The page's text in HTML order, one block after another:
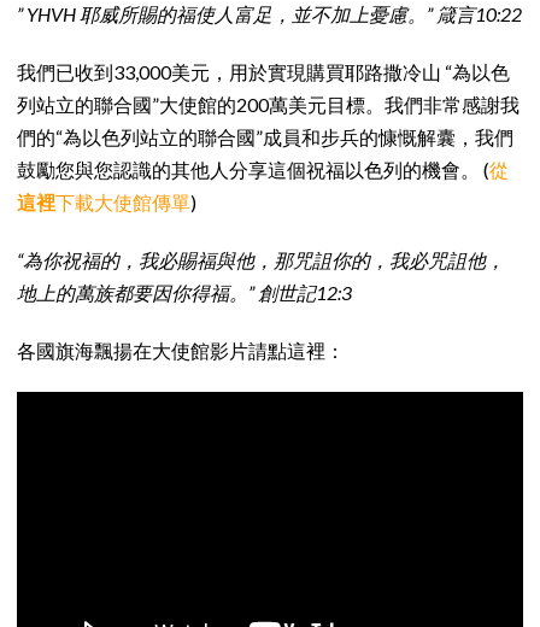
” YHVH 耶威所賜的福使人富足，並不加上憂慮。” 箴言10:22
我們已收到33,000美元，用於實現購買耶路撒冷山 “為以色
列站立的聯合國”大使館的200萬美元目標。我們非常感謝我
們的“為以色列站立的聯合國”成員和步兵的慷慨解囊，我們
鼓勵您與您認識的其他人分享這個祝福以色列的機會。 (從
這裡下載大使館傳單)
“為你祝福的，我必賜福與他，那咒詛你的，我必咒詛他，
地上的萬族都要因你得福。” 創世記12:3
各國旗海飄揚在大使館影片請點這裡：